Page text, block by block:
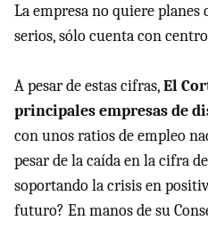
La empresa no quiere
serios, sólo cuenta con
A pesar de estas cifras,El
principales empresas de
con unos ratios de empleo
pesar de la caída en la cifra
soportando la crisis en
futuro? En manos de su